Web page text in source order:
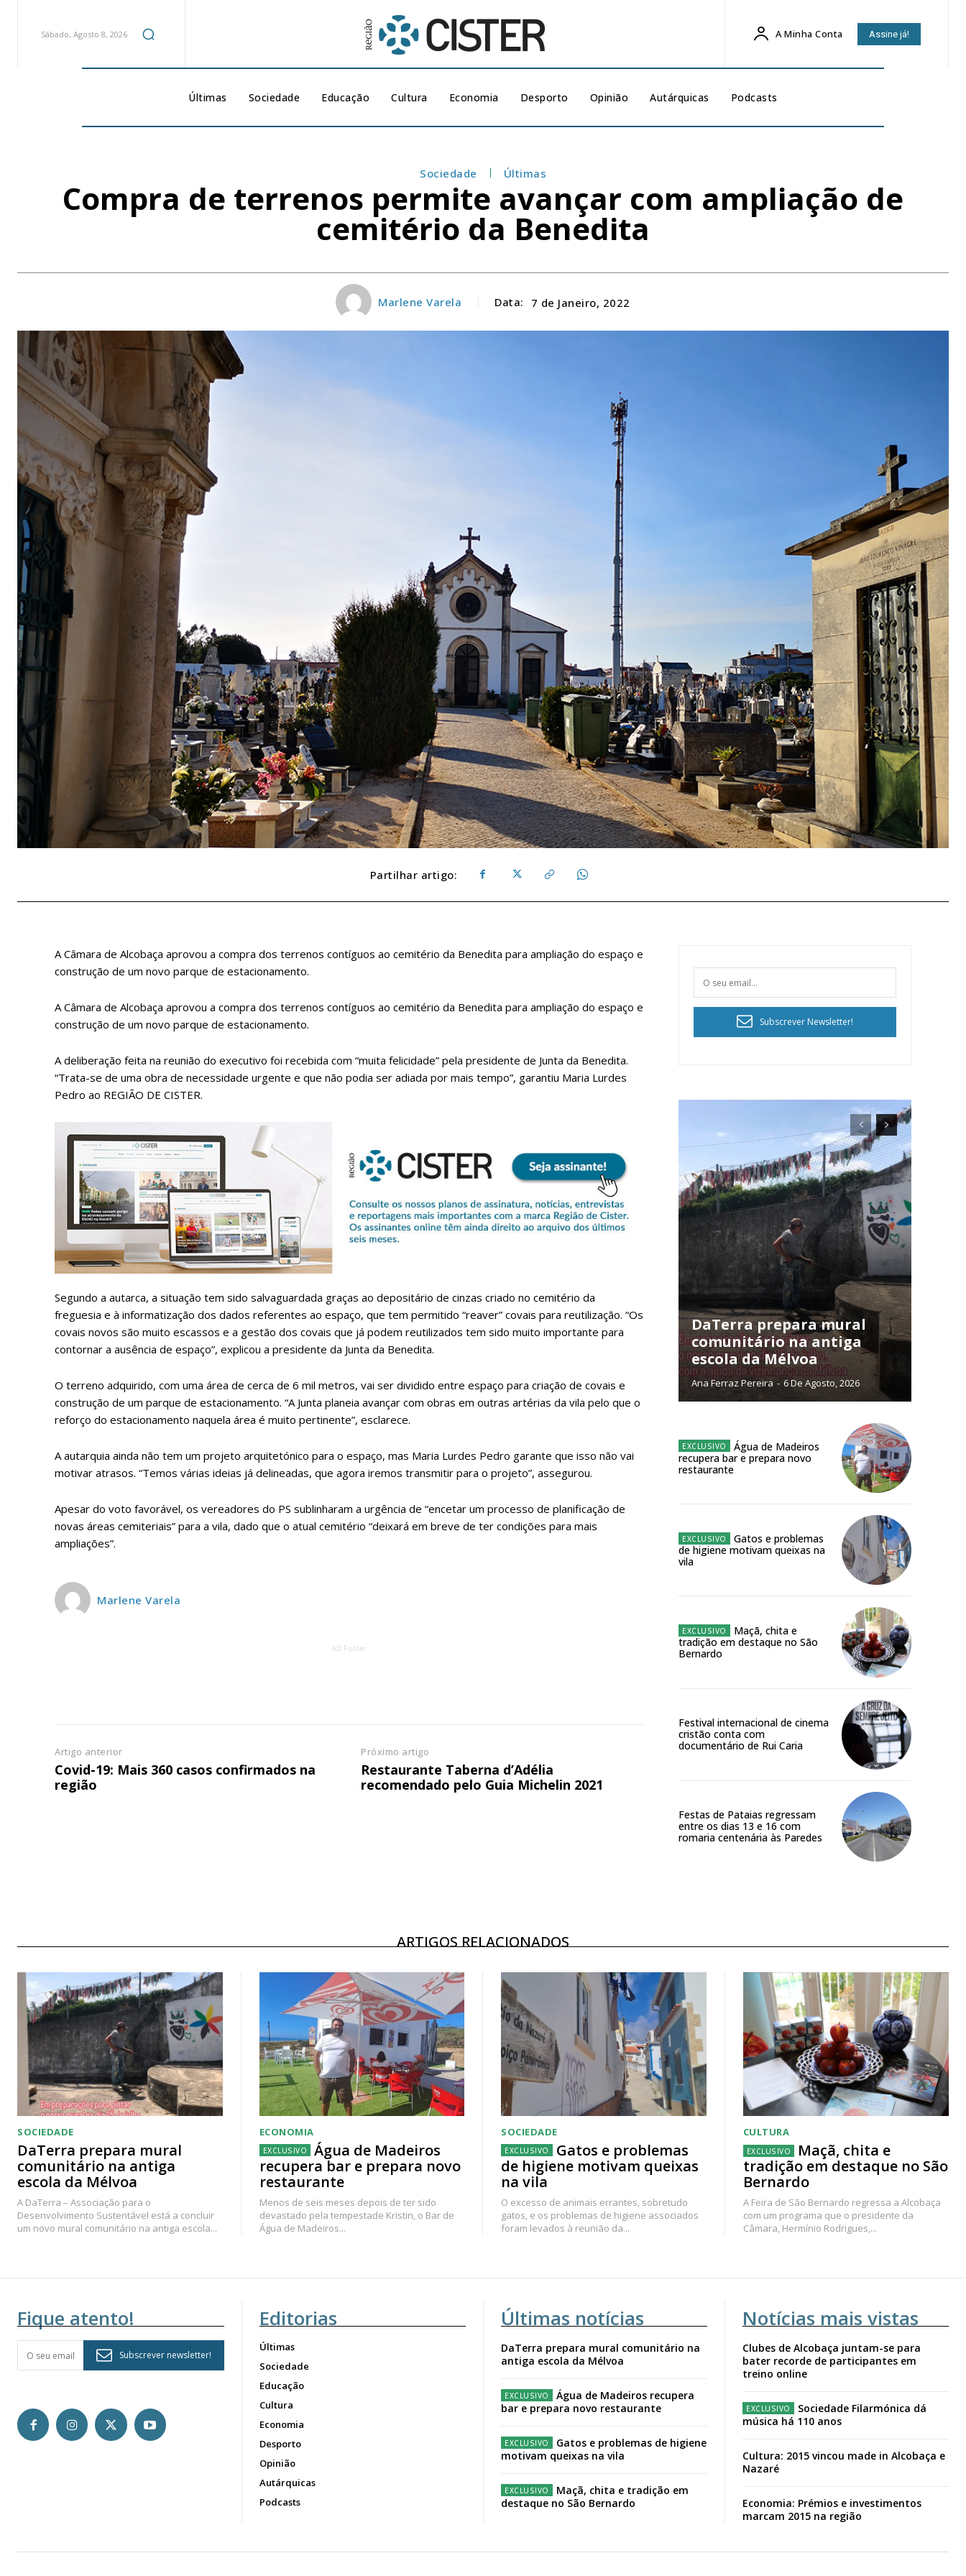
Planos de Assinatura
Faça-se assinante do Região de Cister e ajude-nos a manter este serviço público!
Sendo assinante terá acesso a todos os conteúdos exclusivos e versões digitais.
Escolha o plano de assinatura desejado:
ASSINATURA
IMPRESSA
32€
12 meses
Edição em papel entregue à Quinta-feira
Acesso ao conteúdo online
Acesso aos conteúdos Exclusivos para
ASSINATURA
DIGITAL ANUAL
12 meses
Acesso aos conteúdos Exclusivos para
assinantes
Ofertas para assinatura anual
Sábado, Agosto 8, 2026 A Minha Conta Assine já!
Últimas Sociedade Educação Cultura Economia Desporto Opinião Autárquicas Podcasts
Sociedade Últimas
Compra de terrenos permite avançar com ampliação de
cemitério da Benedita
Marlene Varela Data: 7 de Janeiro, 2022
Partilhar artigo:
A Câmara de Alcobaça aprovou a compra dos terrenos contíguos ao cemitério da Benedita para ampliação do espaço e
construção de um novo parque de estacionamento.
A Câmara de Alcobaça aprovou a compra dos terrenos contíguos ao cemitério da Benedita para ampliação do espaço e
construção de um novo parque de estacionamento.
A deliberação feita na reunião do executivo foi recebida com “muita felicidade” pela presidente de Junta da Benedita.
“Trata-se de uma obra de necessidade urgente e que não podia ser adiada por mais tempo”, garantiu Maria Lurdes
Pedro ao REGIÃO DE CISTER.
Segundo a autarca, a situação tem sido salvaguardada graças ao depositário de cinzas criado no cemitério da
freguesia e à informatização dos dados referentes ao espaço, que tem permitido “reaver” covais para reutilização. “Os
covais novos são muito escassos e a gestão dos covais que já podem reutilizados tem sido muito importante para
contornar a ausência de espaço”, explicou a presidente da Junta da Benedita.
O terreno adquirido, com uma área de cerca de 6 mil metros, vai ser dividido entre espaço para criação de covais e
construção de um parque de estacionamento. “A Junta planeia avançar com obras em outras artérias da vila pelo que o
reforço do estacionamento naquela área é muito pertinente”, esclarece.
A autarquia ainda não tem um projeto arquitetónico para o espaço, mas Maria Lurdes Pedro garante que isso não vai
motivar atrasos. “Temos várias ideias já delineadas, que agora iremos transmitir para o projeto”, assegurou.
Apesar do voto favorável, os vereadores do PS sublinharam a urgência de “encetar um processo de planificação de
novas áreas cemiteriais” para a vila, dado que o atual cemitério “deixará em breve de ter condições para mais
ampliações”.
Marlene Varela
AD Footer
Artigo anterior
Covid-19: Mais 360 casos confirmados na
região
Próximo artigo
Restaurante Taberna d’Adélia
recomendado pelo Guia Michelin 2021
Subscrever Newsletter!
DaTerra prepara mural
comunitário na antiga
escola da Mélvoa
Ana Ferraz Pereira - 6 De Agosto, 2026
Água de Madeiros
recupera bar e prepara novo
restaurante
Gatos e problemas
de higiene motivam queixas na
vila
Maçã, chita e
tradição em destaque no São
Bernardo
Festival internacional de cinema
cristão conta com
documentário de Rui Caria
Festas de Pataias regressam
entre os dias 13 e 16 com
romaria centenária às Paredes
ARTIGOS RELACIONADOS
SOCIEDADE
DaTerra prepara mural
comunitário na antiga
escola da Mélvoa
A DaTerra – Associação para o
Desenvolvimento Sustentável está a concluir
um novo mural comunitário na antiga escola...
ECONOMIA
Água de Madeiros
recupera bar e prepara novo
restaurante
Menos de seis meses depois de ter sido
devastado pela tempestade Kristin, o Bar de
Água de Madeiros...
SOCIEDADE
Gatos e problemas
de higiene motivam queixas
na vila
O excesso de animais errantes, sobretudo
gatos, e os problemas de higiene associados
foram levados à reunião da...
CULTURA
Maçã, chita e
tradição em destaque no São
Bernardo
A Feira de São Bernardo regressa a Alcobaça
com um programa que o presidente da
Câmara, Hermínio Rodrigues,...
Fique atento!
Subscrever newsletter!
Editorias
Últimas
Sociedade
Educação
Cultura
Economia
Desporto
Opinião
Autárquicas
Podcasts
Últimas notícias
DaTerra prepara mural comunitário na
antiga escola da Mélvoa
Água de Madeiros recupera
bar e prepara novo restaurante
Gatos e problemas de higiene
motivam queixas na vila
Maçã, chita e tradição em
destaque no São Bernardo
Notícias mais vistas
Clubes de Alcobaça juntam-se para
bater recorde de participantes em
treino online
Sociedade Filarmónica dá
música há 110 anos
Cultura: 2015 vincou made in Alcobaça e
Nazaré
Economia: Prémios e investimentos
marcam 2015 na região